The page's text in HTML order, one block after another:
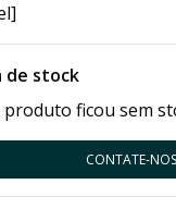
de stock
produto ficou sem
CONTATE-NOS